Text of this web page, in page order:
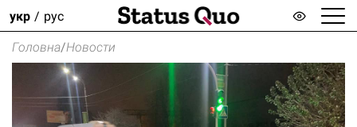
укр рус
Головна/Новости